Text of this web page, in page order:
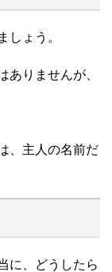
しょう。
ありませんが、
、主人の名前だ
に、どうしたら